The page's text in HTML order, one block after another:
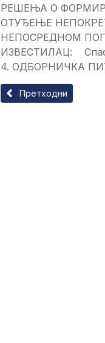
РЕШЕЊА О
ОТУЂЕЊЕ
НЕПОСРЕДНОМ
ИЗВЕСТИЛАЦ:
4. ОДБОРНИЧКА
Претходни чланак:
Претходни